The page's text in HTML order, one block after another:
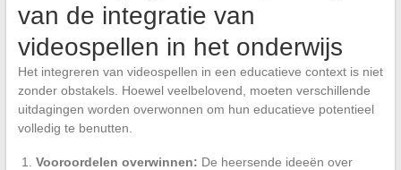
van de integratie van
videospellen in het onderwijs
Het integreren van videospellen in een educatieve context is niet
zonder obstakels. Hoewel veelbelovend, moeten verschillende
uitdagingen worden overwonnen om hun educatieve potentieel
volledig te benutten.
Vooroordelen overwinnen: De heersende ideeën over